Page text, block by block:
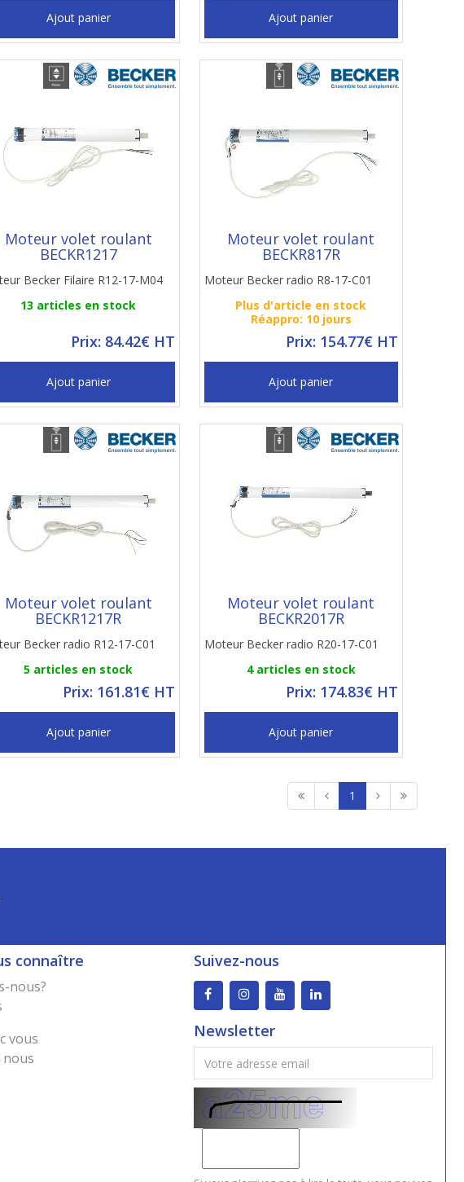
Ajout panier Ajout panier
Moteur volet roulant
BECKR1217
Becker Filaire R12-17-M04
13 articles en stock
Prix: 84.42€ HT
Ajout panier
Moteur volet roulant
BECKR817R
Moteur Becker radio R8-17-C01
Plus d'article en stock
Réappro: 10 jours
Prix: 154.77€ HT
Ajout panier
Moteur volet roulant
BECKR1217R
Becker radio R12-17-C01
5 articles en stock
Prix: 161.81€ HT
Ajout panier
Moteur volet roulant
BECKR2017R
Moteur Becker radio R20-17-C01
4 articles en stock
Prix: 174.83€ HT
Ajout panier
1
connaître
nous?
vous
nous
Suivez-nous
Newsletter